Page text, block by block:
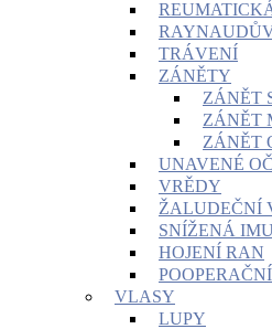
TRÁVENÍ
ZÁNĚTY
ZÁNĚT
ZÁNĚT
ZÁNĚT
UNAVENÉ
VRĚDY
ŽALUDEČNÍ
SNÍŽENÁ
HOJENÍ RAN
VLASY
LUPY